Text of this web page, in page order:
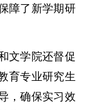
障了新学期研
文学院还督促
育专业研究生
，确保实习效